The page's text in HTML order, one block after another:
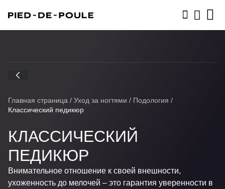
Главная страница / Уход за ногтями / Подология /
Классический педикюр
КЛАССИЧЕСКИЙ
ПЕДИКЮР
Внимательное отношение к своей внешности,
ухоженность до мелочей – это гарантия уверенности в